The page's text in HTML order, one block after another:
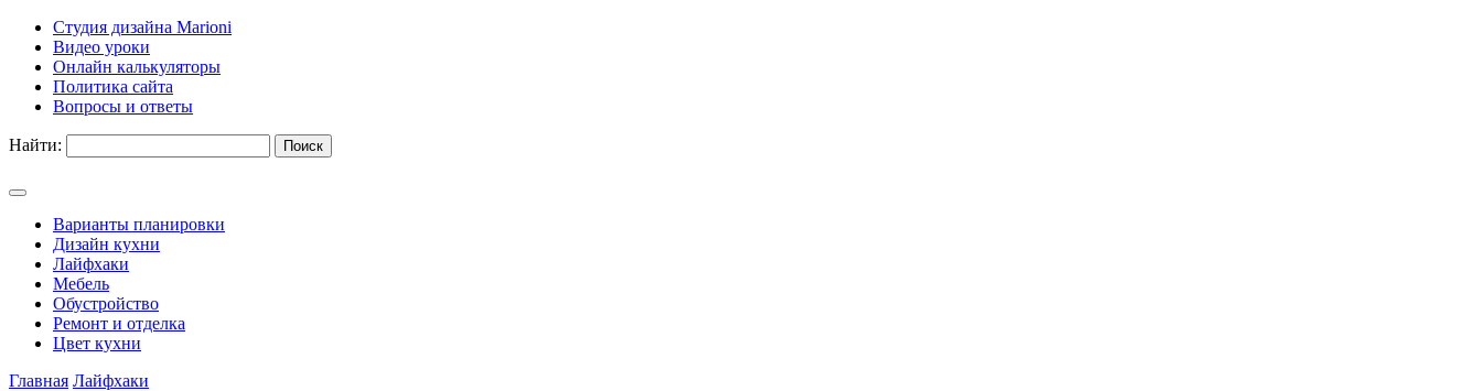
Студия дизайна Marioni
Видео уроки
Онлайн калькуляторы
Политика сайта
Вопросы и ответы
Найти:
Варианты планировки
Дизайн кухни
Лайфхаки
Мебель
Обустройство
Ремонт и отделка
Цвет кухни
Главная Лайфхаки